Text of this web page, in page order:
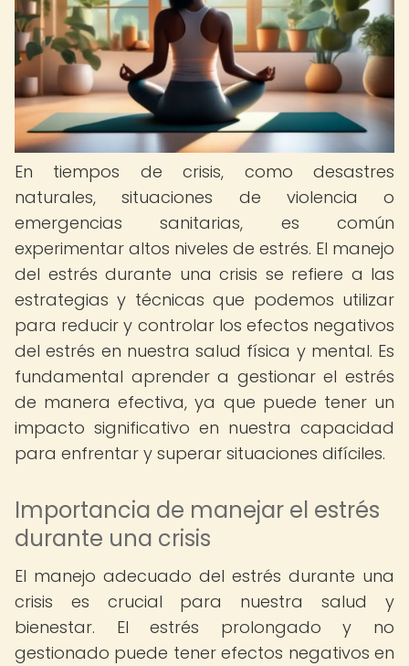
En tiempos de crisis, como desastres
naturales, situaciones de violencia o
emergencias sanitarias, es común
experimentar altos niveles de estrés. El manejo
del estrés durante una crisis se refiere a las
estrategias y técnicas que podemos utilizar
para reducir y controlar los efectos negativos
del estrés en nuestra salud física y mental. Es
fundamental aprender a gestionar el estrés
de manera efectiva, ya que puede tener un
impacto significativo en nuestra capacidad
para enfrentar y superar situaciones difíciles.
Importancia de manejar el estrés
durante una crisis
El manejo adecuado del estrés durante una
crisis es crucial para nuestra salud y
bienestar. El estrés prolongado y no
gestionado puede tener efectos negativos en